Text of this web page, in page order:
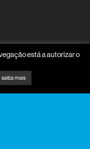
está a autorizar o
saiba mais